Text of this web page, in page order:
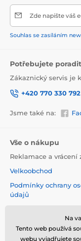
Zde napište váš
Souhlas se zasíláním
Potřebujete poradit
Zákaznický servis je
+420 770 330 792
Jsme také na:
Vše o nákupu
Reklamace a vrácení
Velkoobchod
Podmínky ochrany
údajů
cookies
Na
Tento web používá
webu vyjadřujete